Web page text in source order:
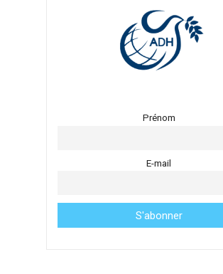
Prénom
E-mail